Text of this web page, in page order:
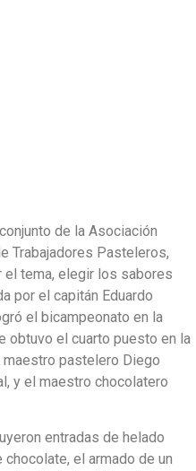
de la Asociación
Trabajadores Pasteleros,
el tema, elegir los sabores
por el capitán Eduardo
el bicampeonato en la
obtuvo el cuarto puesto en la
pastelero Diego
y el maestro chocolatero
entradas de helado
el armado de un